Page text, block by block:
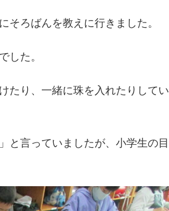
そろばんを教えに行きました。
した。
たり、一緒に珠を入れたりしてい
と言っていましたが、小学生の目